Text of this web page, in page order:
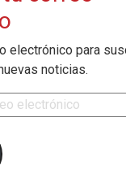
electrónico para
noticias.
electrónico